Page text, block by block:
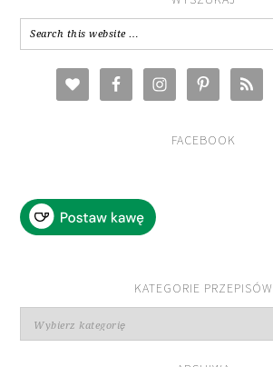
FACEBOOK
KATEGORIE PRZEPISÓW
przepisów